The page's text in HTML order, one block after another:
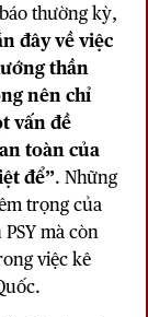
thường kỳ,
đây về việc
thần
nên chỉ
vấn đề
toàn của
để”. Những
trọng của
mà còn
việc kê